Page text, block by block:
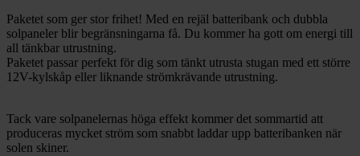
Paketet som ger stor frihet! Med en rejäl batteribank och dubbla
solpaneler blir begränsningarna få. Du kommer ha gott om energi till
all tänkbar utrustning.
Paketet passar perfekt för dig som tänkt utrusta stugan med ett större
12V-kylskåp eller liknande strömkrävande utrustning.
Tack vare solpanelernas höga effekt kommer det sommartid att
produceras mycket ström som snabbt laddar upp batteribanken när
solen skiner.